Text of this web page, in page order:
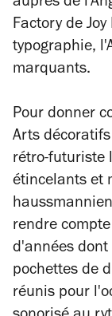
auprès de
Factory de
typographie,
marquants.
Pour donner
Arts
rétro-futuriste
étincelants et
rendre
d'années
pochettes de
réunis pour